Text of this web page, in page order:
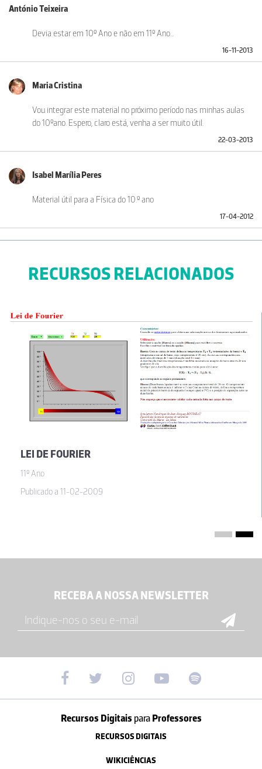
António Teixeira
Devia estar em 10º Ano e não em 11º Ano...
16-11-2013
Maria Cristina
Vou integrar este material no próximo período nas minhas aulas
do 10ºano. Espero, claro está, venha a ser muito útil.
22-03-2013
Isabel Marília Peres
Material útil para a Física do 10.º ano
17-04-2012
RECURSOS RELACIONADOS
LEI DE FOURIER
11º Ano
Publicado a 11-02-2009
RECEBA A NOSSA NEWSLETTER
Recursos Digitais paraProfessores
RECURSOS DIGITAIS
WIKICIÊNCIAS